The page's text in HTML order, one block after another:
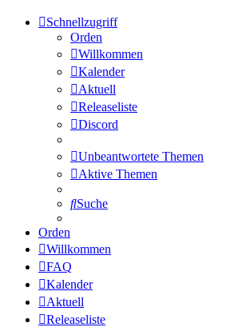
Schnellzugriff
Orden
Willkommen
Kalender
Aktuell
Releaseliste
Discord
Unbeantwortete Themen
Aktive Themen
Suche
Orden
Willkommen
FAQ
Kalender
Aktuell
Releaseliste